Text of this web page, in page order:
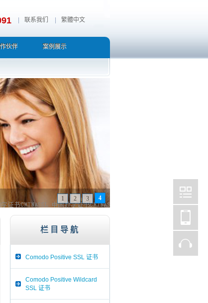
联系我们 繁體中文
伙伴 案例展示
1 2 3 4
栏目导航
Comodo Positive SSL 证书
Comodo Positive Wildcard
SSL 证书